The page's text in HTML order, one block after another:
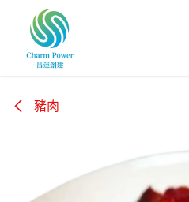
跳至內容
豬肉